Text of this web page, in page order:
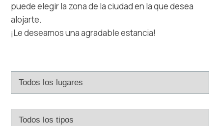
Qué Hacer
Información
Safe in Dalmatia
es
puede elegir la zona de la ciudad en la que desea
alojarte.
¡Le deseamos una agradable estancia!